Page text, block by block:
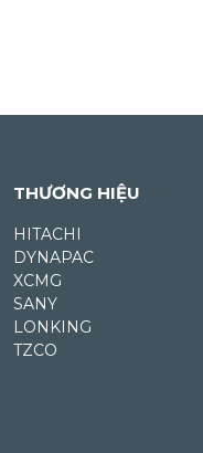
THƯƠNG HIỆU
HITACHI
DYNAPAC
XCMG
SANY
LONKING
TZCO